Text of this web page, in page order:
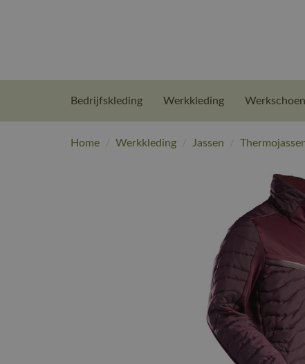
Bedrijfskleding Werkkleding
Home / Werkkleding / Jassen /